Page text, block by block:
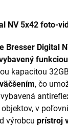
NV 5x42 foto-
Bresser Digital
kapacitou
, čo
v
výrobcu prístroj